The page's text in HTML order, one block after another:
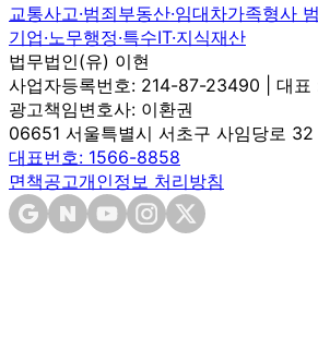
교통사고·범죄부동산·임대차가족형사
기업·노무행정·특수IT·지식재산
법무법인(유) 이현
사업자등록번호: 214-87-23490 | 대표
광고책임변호사: 이환권
06651 서울특별시 서초구 사임당로 32
대표번호: 1566-8858
면책공고개인정보 처리방침